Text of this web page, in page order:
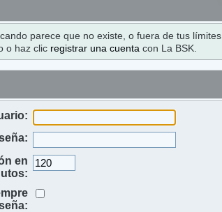
parece que no existe, o fuera de tus límites.
o haz clic registrar una cuenta con La BSK.
en